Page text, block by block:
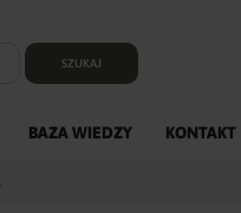
SZUKAJ
BAZA WIEDZY KONTAKT